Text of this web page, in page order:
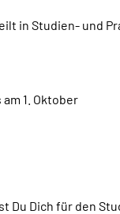
in Studien- und
1. Oktober
Du Dich für den